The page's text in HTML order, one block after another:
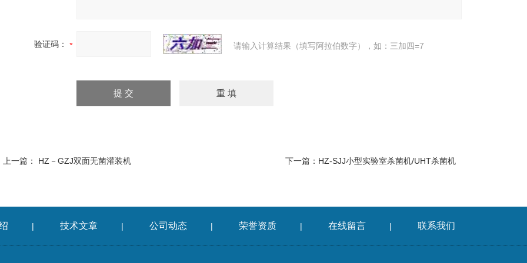
验证码： 请输入计算结果（填写阿拉伯数字），如：三加四=7
上一篇： HZ－GZJ双面无菌灌装机 下一篇： HZ-SJJ小型实验室杀菌机/UHT杀菌机
| 技术文章 | 公司动态 | 荣誉资质 | 在线留言 | 联系我们